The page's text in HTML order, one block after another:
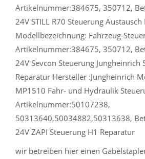
Artikelnummer:384675, 350712,
24V STILL R70 Steuerung
Modellbezeichnung: Fahrzeug-
Artikelnummer:384675, 350712,
24V Sevcon Steuerung Jungheinrich
Reparatur Hersteller :Jungheinrich
MP1510 Fahr- und Hydraulik
Artikelnummer:50107238,
50313640,50034882,50313638,
24V ZAPI Steuerung H1 Reparatur
wir betreiben hier einen